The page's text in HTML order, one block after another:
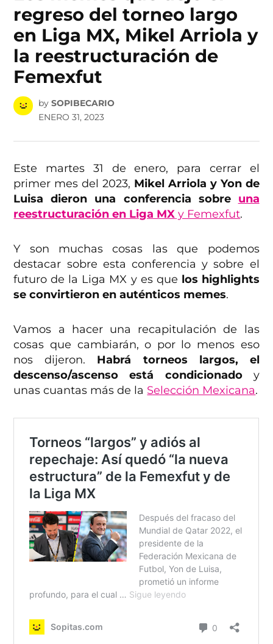
regreso del torneo largo
en Liga MX, Mikel Arriola y
la reestructuración de
Femexfut
by SOPIBECARIO
ENERO 31, 2023
Este martes 31 de enero, para cerrar el
primer mes del 2023, Mikel Arriola y Yon de
Luisa dieron una conferencia sobre una
reestructuración en Liga MX y Femexfut.
Y son muchas cosas las que podemos
destacar sobre esta conferencia y sobre el
futuro de la Liga MX y es que los highlights
se convirtieron en auténticos memes.
Vamos a hacer una recapitulación de las
cosas que cambiarán, o por lo menos eso
nos dijeron. Habrá torneos largos, el
descenso/ascenso está condicionadoy
unas cuantas más de la Selección Mexicana.